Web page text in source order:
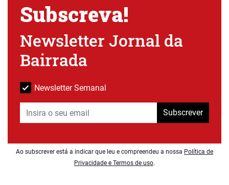
Subscreva!
Newsletter Jornal da
Bairrada
Newsletter Semanal
Subscrever
Ao subscrever está a indicar que leu e compreendeu a nossa Política de
Privacidade e Termos de uso.